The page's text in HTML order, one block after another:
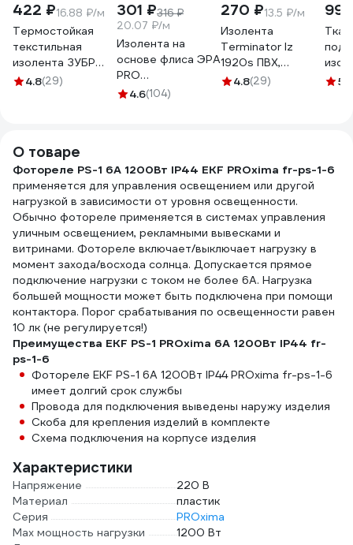
422 ₽16.88 ₽/м
Термостойкая
текстильная
изолента ЗУБР
Авто-Жгут 19 мм х
4.8(29)
301 ₽316 ₽
20.07 ₽/м
Изолента на
основе флиса ЭРА
PRO
PROFLEEC1915 19
4.6(104)
270 ₽13.5 ₽/м
Изолента
Terminator Iz
1920s ПВХ,
черная,
4.8(29) 5
О товаре
Фотореле PS-1 6А 1200Вт IP44 EKF PROxima fr-ps-1-6
применяется для управления освещением или другой
нагрузкой в зависимости от уровня освещенности.
Обычно фотореле применяется в системах управления
уличным освещением, рекламными вывесками и
витринами. Фотореле включает/выключает нагрузку в
момент захода/восхода солнца. Допускается прямое
подключение нагрузки с током не более 6А. Нагрузка
большей мощности может быть подключена при помощи
контактора. Порог срабатывания по освещенности равен
10 лк (не регулируется!)
Преимущества EKF PS-1 PROxima 6А 1200Вт IP44 fr-
ps-1-6
Фотореле EKF PS-1 6А 1200Вт IP44 PROxima fr-ps-1-6
имеет долгий срок службы
Провода для подключения выведены наружу изделия
Скоба для крепления изделий в комплекте
Схема подключения на корпусе изделия
Характеристики
Напряжение
220 В
Материал
пластик
Серия
PROxima
Max мощность нагрузки
1200 Вт